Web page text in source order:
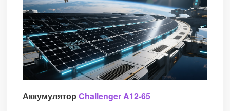
Аккумулятор Challenger A12-65